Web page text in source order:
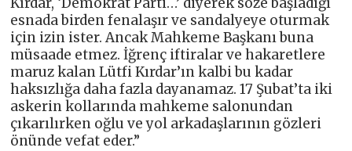
esnada birden fenalaşır ve sandalyeye oturmak
için izin ister. Ancak Mahkeme Başkanı buna
müsaade etmez. İğrenç iftiralar ve hakaretlere
maruz kalan Lütfi Kırdar’ın kalbi bu kadar
haksızlığa daha fazla dayanamaz. 17 Şubat’ta iki
askerin kollarında mahkeme salonundan
çıkarılırken oğlu ve yol arkadaşlarının gözleri
önünde vefat eder.”